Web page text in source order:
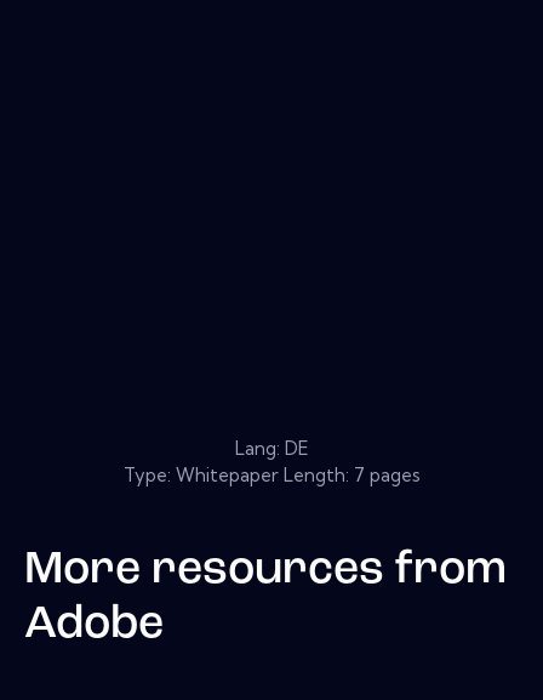
Lang: DE
Type: Whitepaper Length: 7 pages
More resources from
Adobe